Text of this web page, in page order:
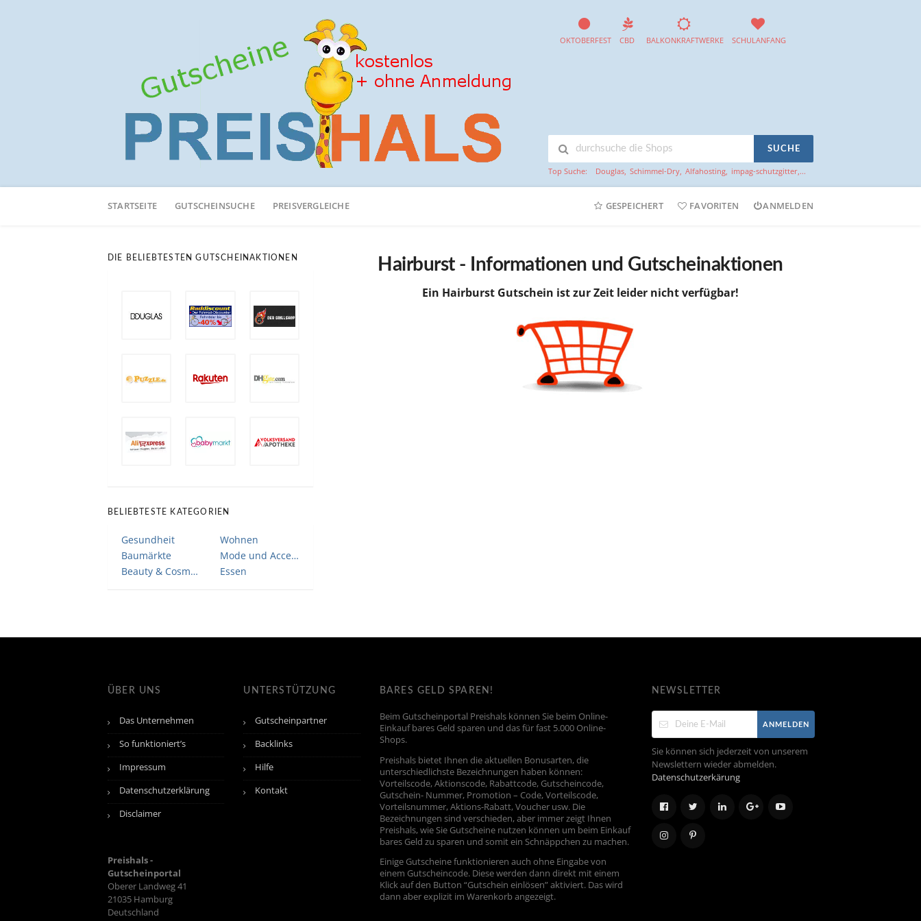
OKTOBERFEST CBD BALKONKRAFTWERKE SCHULANFANG
SUCHE
Top Suche: Douglas, Schimmel-Dry, Alfahosting, impag-schutzgitter,...
Online-
STARTSEITE GUTSCHEINSUCHE PREISVERGLEICHE GESPEICHERT FAVORITEN ANMELDEN
Hairburst - Informationen und Gutscheinaktionen
Ein Hairburst Gutschein ist zur Zeit leider nicht verfügbar!
DIE BELIEBTESTEN GUTSCHEINAKTIONEN
BELIEBTESTE KATEGORIEN
Gesundheit
Wohnen
Baumärkte
Mode und Accessoires
Beauty & Cosmetic
Essen
ÜBER UNS
Das Unternehmen
So funktioniert’s
Impressum
Datenschutzerklärung
Disclaimer
Preishals -
Gutscheinportal
Oberer Landweg 41
21035 Hamburg
Deutschland
UNTERSTÜTZUNG
Gutscheinpartner
Backlinks
Hilfe
Kontakt
BARES GELD SPAREN!
Beim Gutscheinportal Preishals können Sie beim Online-
Einkauf bares Geld sparen und das für fast 5.000 Online-
Shops.
Preishals bietet Ihnen die aktuellen Bonusarten, die
unterschiedlichste Bezeichnungen haben können:
Vorteilscode, Aktionscode, Rabattcode, Gutscheincode,
Gutschein- Nummer, Promotion – Code, Vorteilscode,
Vorteilsnummer, Aktions-Rabatt, Voucher usw. Die
Bezeichnungen sind verschieden, aber immer zeigt Ihnen
Preishals, wie Sie Gutscheine nutzen können um beim Einkauf
bares Geld zu sparen und somit ein Schnäppchen zu machen.
Einige Gutscheine funktionieren auch ohne Eingabe von
einem Gutscheincode. Diese werden dann direkt mit einem
Klick auf den Button “Gutschein einlösen” aktiviert. Das wird
dann aber explizit im Warenkorb angezeigt.
NEWSLETTER
ANMELDEN
Sie können sich jederzeit von unserem
Newslettern wieder abmelden.
Datenschutzerkärung